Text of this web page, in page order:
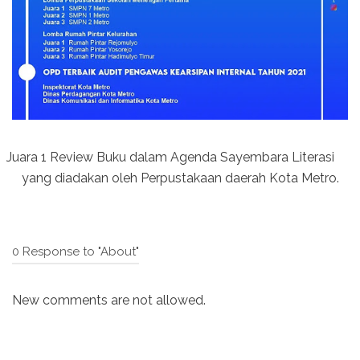
Juara 1 Review Buku dalam Agenda Sayembara Literasi
yang diadakan oleh Perpustakaan daerah Kota Metro.
0 Response to "About"
New comments are not allowed.